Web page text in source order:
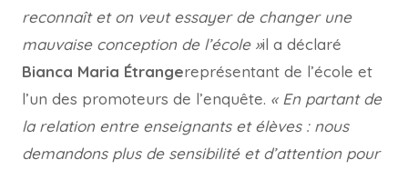
reconnaît et on veut essayer de changer une
mauvaise conception de l’école »il a déclaré
Bianca Maria Étrangereprésentant de l’école et
l’un des promoteurs de l’enquête. « En partant de
la relation entre enseignants et élèves : nous
demandons plus de sensibilité et d’attention pour